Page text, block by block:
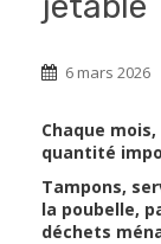
6 mars 2026
Chaque
quantité
Tampons,
la poubelle,
déchets